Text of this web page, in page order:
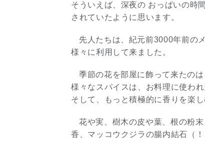
そういえば、深夜の おっぱいの時
されていたように思います。
先人たちは、紀元前3000年前の
様々に利用して来ました。
季節の花を部屋に飾って来たの
様々なスパイスは、お料理に使わ
そして、もっと積極的に香りを楽
花や実、樹木の皮や葉、根の粉
香、マッコウクジラの腸内結石（